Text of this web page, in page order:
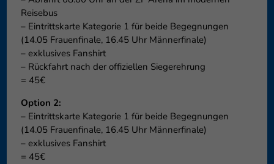
Reisebus
– Eintrittskarte Kategorie 1 für beide Begegnungen
(14.05 Frauenfinale, 16.45 Uhr Männerfinale)
– exklusives Fanshirt
– Rückfahrt nach der offiziellen Siegerehrung
= 45€
Option 2:
– Eintrittskarte Kategorie 1 für beide Begegnungen
(14.05 Frauenfinale, 16.45 Uhr Männerfinale)
– exklusives Fanshirt
= 45€